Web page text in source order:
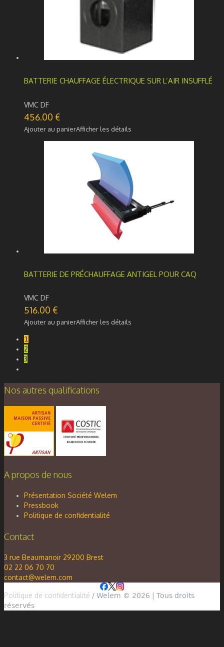
BATTERIE CHAUFFAGE ÉLECTRIQUE SUR L’AIR INSUFFLÉ
VMC DF
456.00 €
Ajouter au panierAfficher les détails
BATTERIE DE PRÉCHAUFFAGE ANTIGEL POUR CAQ
VMC DF
516.00 €
Ajouter au panierAfficher les détails
1
2
3
Nos autres qualifications
A propos de nous
Présentation Société Welem
Pressbook
Politique de confidentialité
Contact
3 rue Beaumanoir 29200 Brest
02 22 06 70 70
contact@welem.com
Politique de confidentialité / Welem © 2026 | Tous droits
réservés